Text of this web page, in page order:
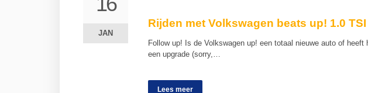
Rijden met Volkswagen beats up! 1.0 TSI
Follow up! Is de Volkswagen up! een totaal nieuwe auto of heeft
een upgrade (sorry,…
Lees meer
JAN
JAN